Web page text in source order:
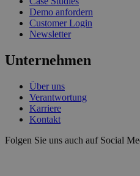
Demo anfordern
Customer Login
Newsletter
Unternehmen
Über uns
Verantwortung
Karriere
Kontakt
Folgen Sie uns auch auf Social